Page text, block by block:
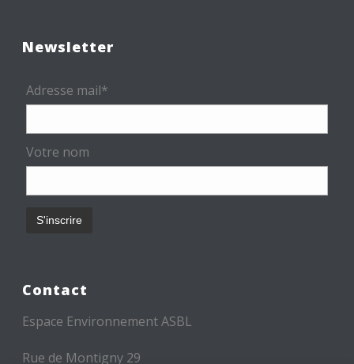
Newsletter
Adresse mail*
Votre nom
Contact
Espace Environnement ASBL
Rue de Montigny 29